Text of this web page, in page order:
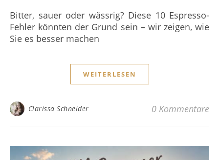
Bitter, sauer oder wässrig? Diese 10 Espresso-
Fehler könnten der Grund sein – wir zeigen, wie
Sie es besser machen
WEITERLESEN
Clarissa Schneider 0 Kommentare